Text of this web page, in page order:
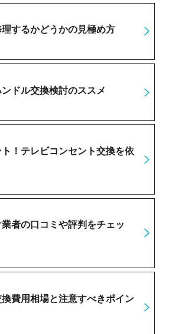
するかどうかの見極め方
ドル交換検討のススメ
！テレビコンセント交換を依
者の口コミや評判をチェッ
費用相場と注意すべきポイン